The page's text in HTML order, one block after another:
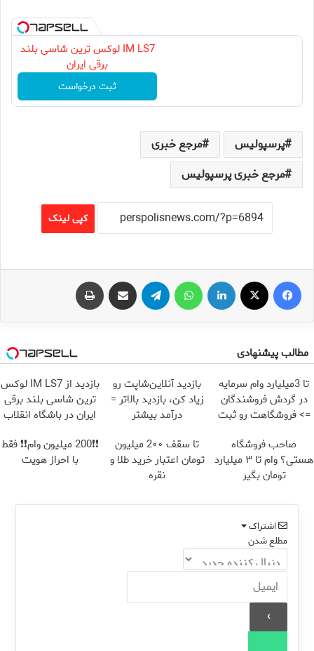
IM LS7 لوکس ترین شاسی بلند
برقی ایران
ثبت درخواست
پرسپولیس
مرجع خبری
مرجع خبری پرسپولیس
کپی لینک
فیس بوک لینکدین تلگرام اشتراک گذاری از طریق ایمیل
مطالب پیشنهادی
تا 3میلیارد وام سرمایه
در گردش فروشندگان
=> فروشگاهت رو ثبت
بازدید آنلاین‌شاپت رو
زیاد کن، بازدید بالاتر =
درآمد بیشتر
بازدید از IM LS7 لوکس
ترین شاسی بلند برقی
ایران در باشگاه انقلاب
صاحب فروشگاه
هستی؟ وام تا ۳ میلیارد
تومان بگیر
تا سقف 2۰۰ میلیون
تومان اعتبار خرید طلا و
نقره
❗❗200 میلیون وام❗❗ فقط
با احراز هویت
اشتراک
مطلع شدن